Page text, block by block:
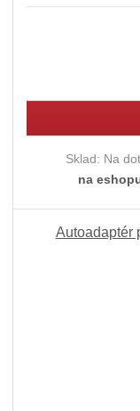
Sklad: Na
na
Autoadaptér